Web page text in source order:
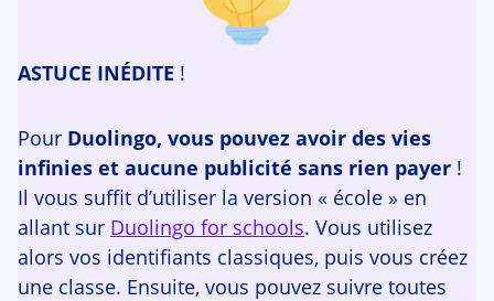
ASTUCE INÉDITE !
Pour Duolingo, vous pouvez avoir des vies
infinies et aucune publicité sans rien payer !
Il vous suffit d’utiliser la version « école » en
allant sur Duolingo for schools. Vous utilisez
alors vos identifiants classiques, puis vous créez
une classe. Ensuite, vous pouvez suivre toutes